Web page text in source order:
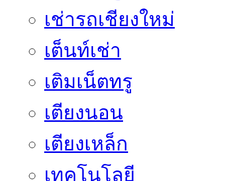
เช่ารถเชียงใหม่
เต็นท์เช่า
เติมเน็ตทรู
เตียงนอน
เตียงเหล็ก
เทคโนโลยี